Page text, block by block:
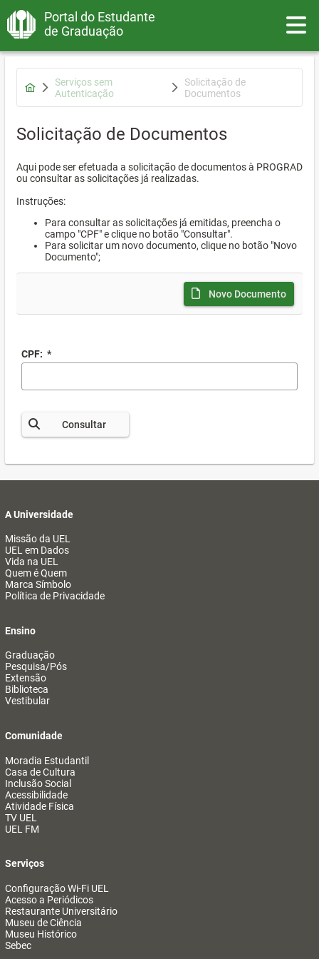
Portal do Estudante
de Graduação
Serviços sem
Autenticação
Solicitação de
Documentos
Solicitação de Documentos
Aqui pode ser efetuada a solicitação de documentos à PROGRAD
ou consultar as solicitações já realizadas.
Instruções:
Para consultar as solicitações já emitidas, preencha o
campo "CPF" e clique no botão "Consultar".
Para solicitar um novo documento, clique no botão "Novo
Documento";
Novo Documento
CPF: *
Consultar
A Universidade
Missão da UEL
UEL em Dados
Vida na UEL
Quem é Quem
Marca Símbolo
Política de Privacidade
Ensino
Graduação
Pesquisa/Pós
Extensão
Biblioteca
Vestibular
Comunidade
Moradia Estudantil
Casa de Cultura
Inclusão Social
Acessibilidade
Atividade Física
TV UEL
UEL FM
Serviços
Configuração Wi-Fi UEL
Acesso a Periódicos
Restaurante Universitário
Museu de Ciência
Museu Histórico
Sebec